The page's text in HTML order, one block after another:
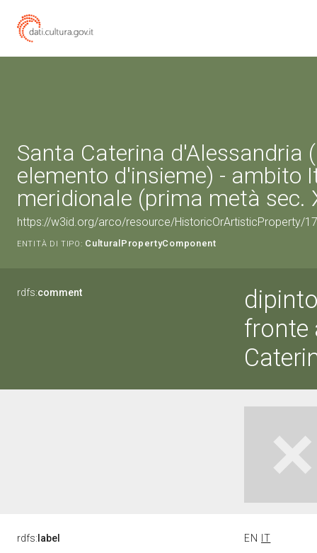
Santa Caterina d'Alessandria
elemento d'insieme) - ambito
meridionale (prima metà sec.
https://w3id.org/arco/resource/HistoricOrArtisticProperty/
ENTITÀ DI TIPO: CulturalPropertyComponent
rdfs:comment
fronte
rdfs: label EN IT